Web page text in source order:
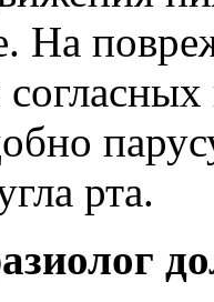
На
рта.